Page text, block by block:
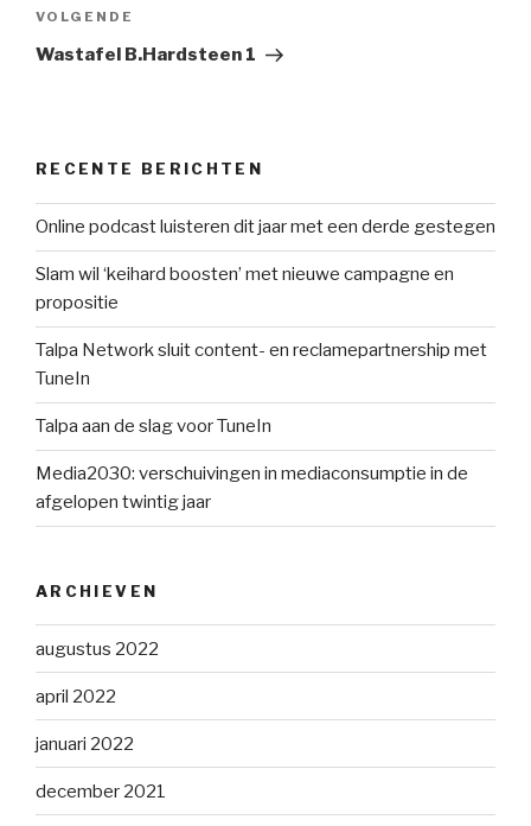
Volgend
bericht
VOLGENDE
Wastafel B.Hardsteen 1
RECENTE BERICHTEN
Online podcast luisteren dit jaar met een derde gestegen
Slam wil ‘keihard boosten’ met nieuwe campagne en
propositie
Talpa Network sluit content- en reclamepartnership met
TuneIn
Talpa aan de slag voor TuneIn
Media2030: verschuivingen in mediaconsumptie in de
afgelopen twintig jaar
ARCHIEVEN
augustus 2022
april 2022
januari 2022
december 2021